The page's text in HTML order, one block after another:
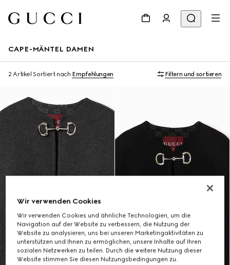
CAPE-MÄNTEL DAMEN
2 Artikel Sortiert nach Empfehlungen Filtern und sortieren
Wir verwenden Cookies
Wir verwenden Cookies und ähnliche Technologien, um die
Navigation auf der Website zu verbessern, die Nutzung der
Website zu analysieren, uns bei unseren Marketingaktivitäten zu
unterstützen und Ihnen zu ermöglichen, unsere Inhalte auf Ihren
sozialen Netzwerken zu teilen. Durch die weitere Nutzung dieser
Website stimmen Sie diesen Nutzungsbedingungen zu.